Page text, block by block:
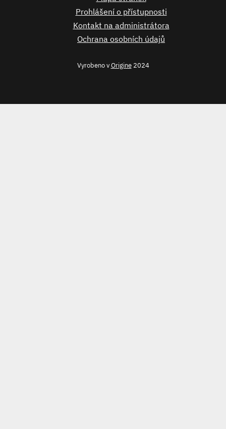
Prohlášení o přístupnosti
Kontakt na administrátora
Ochrana osobních údajů
Vyrobeno vOrigine2024